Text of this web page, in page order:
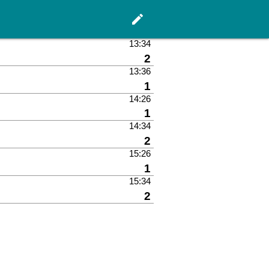
Hauptseite
edit
13:34
Gleis
2
13:36
Gleis
1
14:26
Gleis
1
14:34
Gleis
2
15:26
Gleis
1
15:34
Gleis
2